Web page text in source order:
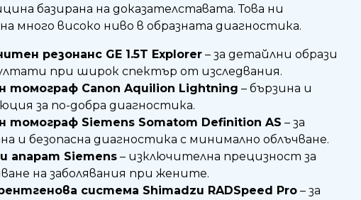
базирана на доказателставата. Това ни
много високо ниво в образната диагностика.
резонанс GE 1.5T Explorer – за детайлни образи
при широк спектър от изследвания.
томограф Canon Aquilion Lightning – бързина и
за по-добра диагностика.
томограф Siemens Somatom Definition AS – за
и безопасна диагностика с минимално облъчване.
апарат Siemens – изключителна прецизност за
на заболявания при жените.
система Shimadzu RADSpeed Pro – за